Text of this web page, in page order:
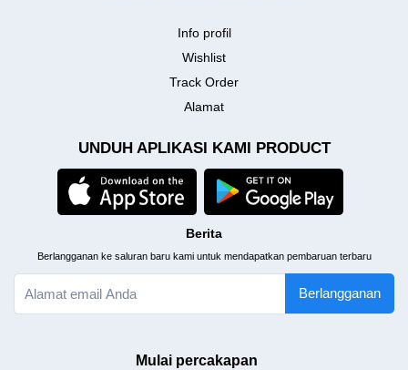
Info profil
Wishlist
Track Order
Alamat
UNDUH APLIKASI KAMI PRODUCT
Berita
Berlangganan ke saluran baru kami untuk mendapatkan pembaruan terbaru
Berlangganan
Mulai percakapan